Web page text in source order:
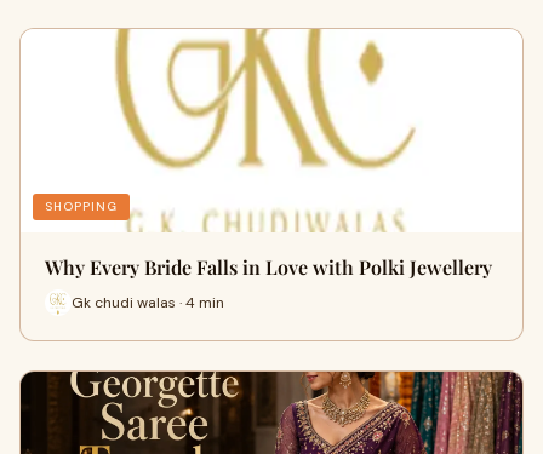
SHOPPING
Why Every Bride Falls in Love with Polki Jewellery
Gk chudi walas · 4 min